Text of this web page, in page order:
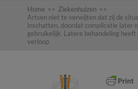
Home >> Ziekenhuizen >>
Artsen niet te verwijten dat zij de
inschatten, doordat complicatie later
gebruikelijk. Latere behandeling heeft
verloop